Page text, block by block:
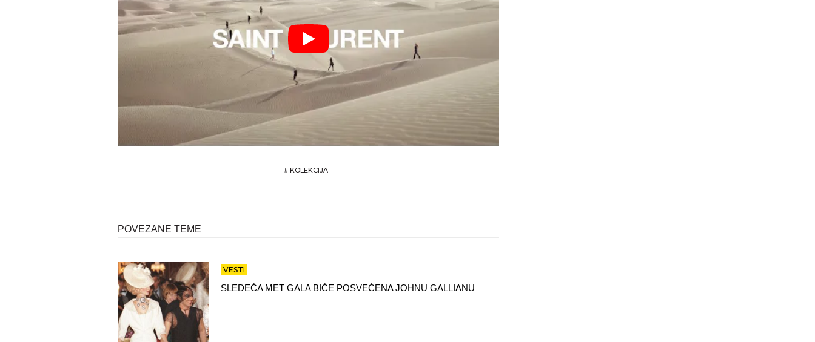
#KOLEKCIJA
POVEZANE TEME
VESTI
SLEDEĆA MET GALA BIĆE POSVEĆENA JOHNU GALLIANU